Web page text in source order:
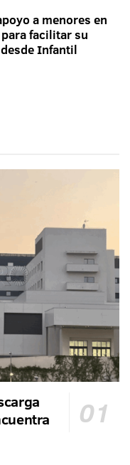
a menores en
facilitar su
Infantil